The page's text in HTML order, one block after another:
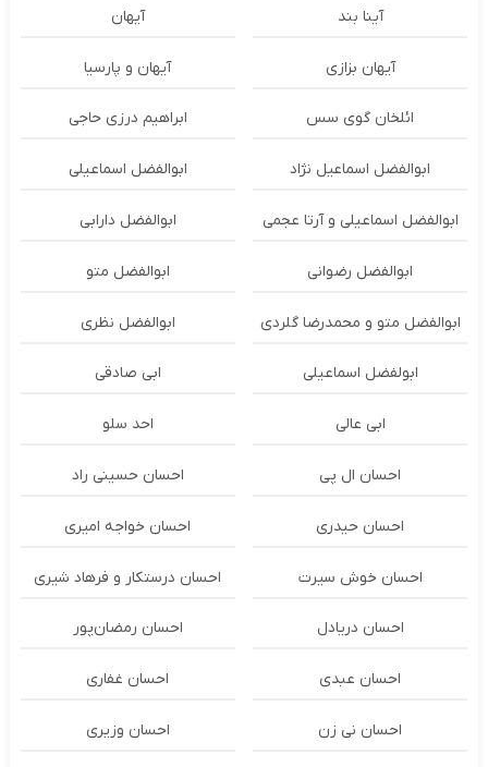
آینا بند آیهان
آیهان بزازی آیهان و پارسیا
ائلخان گوی سس ابراهیم درزی حاجی
ابوالفضل اسماعیل نژاد ابوالفضل اسماعیلی
ابوالفضل اسماعیلی و آرتا عجمی ابوالفضل دارابی
ابوالفضل رضوانی ابوالفضل متو
ابوالفضل متو و محمدرضا گلردی ابوالفضل نظری
ابولفضل اسماعیلی ابی صادقی
ابی عالی احد سلو
احسان ال پی احسان حسینی راد
احسان حیدری احسان خواجه امیری
احسان خوش سیرت احسان درستكار و فرهاد شيرى
احسان دریادل احسان رمضان‌پور
احسان عبدی احسان غفاری
احسان نی زن احسان وزیری